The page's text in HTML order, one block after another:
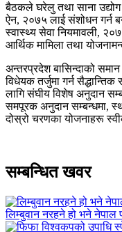
बैठकले घरेलु तथा साना उद्योग
ऐन, २०७५ लाई संशोधन गर्न
स्वास्थ्य सेवा नियमावली,
आर्थिक मामिला तथा
अन्तरप्रदेश बासिन्दाको समान
विधेयक तर्जुमा गर्न
लागि संघीय विशेष अनुदान
समपूरक अनुदान सम्बन्धमा,
दोस्रो चरणका योजनाहरू
सम्बन्धित खवर
लिम्बुवान नरहने हो भने